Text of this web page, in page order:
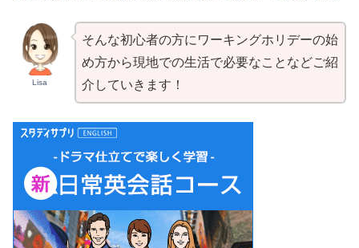
Lisa
そんな初心者の方にワーキングホリデーの始
め方から現地での生活で必要なことなどご紹
介していきます！